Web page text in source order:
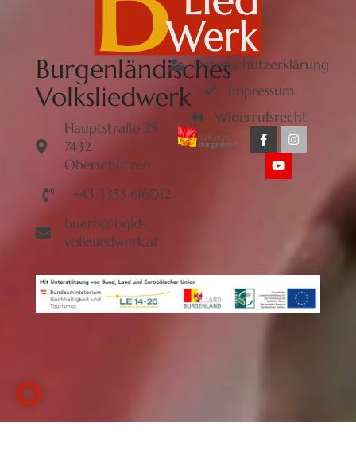
Burgenländisches
Volksliedwerk
Hauptstraße 25
7432
Oberschützen
+43 3353 616012
buero@bgld-
volksliedwerk.at
Datenschutzerklärung
Impressum
Widerrufsrecht